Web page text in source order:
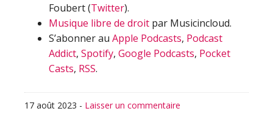
Foubert (Twitter).
Musique libre de droit par Musicincloud.
S’abonner au Apple Podcasts, Podcast
Addict, Spotify, Google Podcasts, Pocket
Casts, RSS.
17 août 2023 - Laisser un commentaire